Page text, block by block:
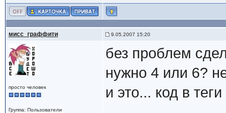
мисс_граффити 9.05.2007 15:20
просто человек
Группа: Пользователи
без проблем
нужно 4 или 6?
и это... код в